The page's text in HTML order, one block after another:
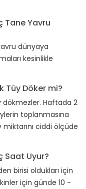
Tane Yavru
dünyaya
kesinlikle
Tüy Döker mi?
dökmezler. Haftada 2
toplanmasına
ciddi ölçüde
Saat Uyur?
birisi oldukları için
için günde 10 -